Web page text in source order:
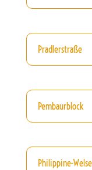
Pradlerstraße
Pembaurblock
Philippine-